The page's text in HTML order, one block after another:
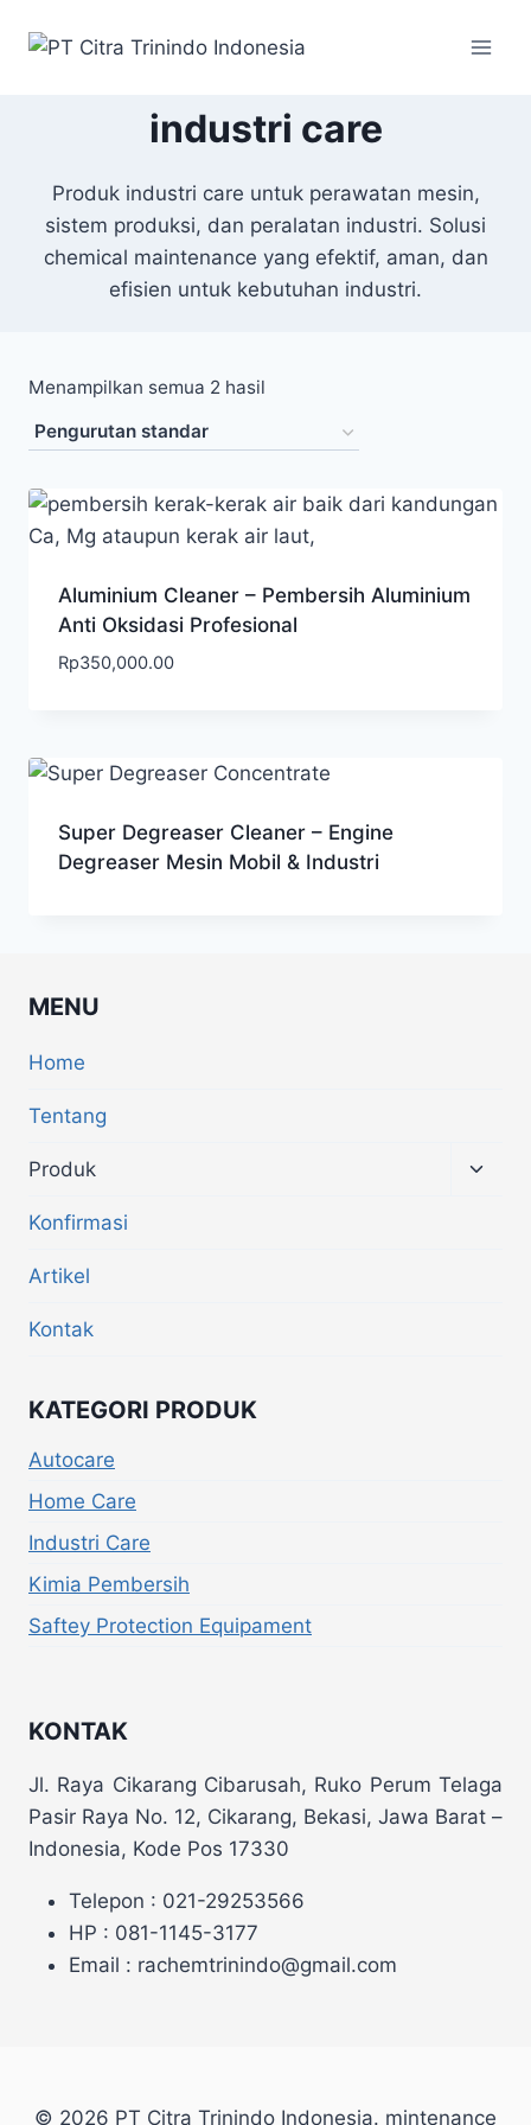
industri care
Produk industri care untuk perawatan mesin,
sistem produksi, dan peralatan industri. Solusi
chemical maintenance yang efektif, aman, dan
efisien untuk kebutuhan industri.
Menampilkan semua 2 hasil
Aluminium Cleaner – Pembersih Aluminium
Anti Oksidasi Profesional
Rp350,000.00
Super Degreaser Cleaner – Engine
Degreaser Mesin Mobil & Industri
MENU
Home
Tentang
Produk
Konfirmasi
Artikel
Kontak
KATEGORI PRODUK
Autocare
Home Care
Industri Care
Kimia Pembersih
Saftey Protection Equipament
KONTAK
Jl. Raya Cikarang Cibarusah, Ruko Perum Telaga
Pasir Raya No. 12, Cikarang, Bekasi, Jawa Barat –
Indonesia, Kode Pos 17330
Telepon : 021-29253566
HP : 081-1145-3177
Email : rachemtrinindo@gmail.com
© 2026 PT Citra Trinindo Indonesia. mintenance